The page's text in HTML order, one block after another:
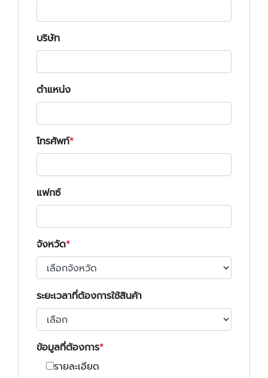
บริษัท
ตำแหน่ง
โทรศัพท์
แฟกซ์
จังหวัด
ระยะเวลาที่ต้องการใช้สินค้า
ข้อมูลที่ต้องการ
รายละเอียด